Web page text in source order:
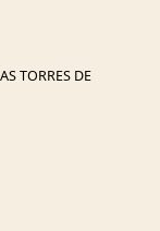
TORRES DE